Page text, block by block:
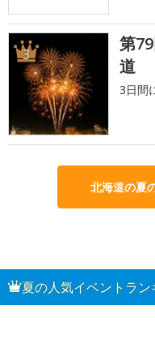
3
第
道
3日間
北海道の夏
夏の人気イベントラン